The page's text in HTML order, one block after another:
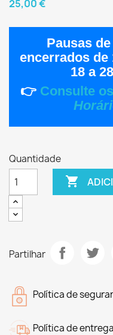
25,00 €
Pausas
encerrados de
18 a
👉 Consulte
Quantidade

Partilhar
Política de
Política de entrega